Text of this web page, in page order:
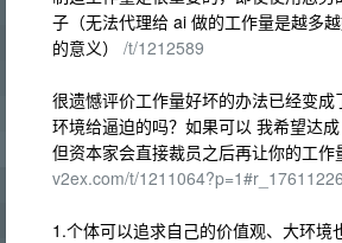
子（无法代理给 ai 做的工作量是越多
的意义） /t/1212589
很遗憾评价工作量好坏的办法已经变
环境给逼迫的吗？如果可以 我希望达成
但资本家会直接裁员之后再让你的工作
v2ex.com/t/1211064?p=1#r_17611226
1.个体可以追求自己的价值观、大环境